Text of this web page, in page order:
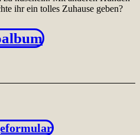
ihr ein tolles Zuhause geben?